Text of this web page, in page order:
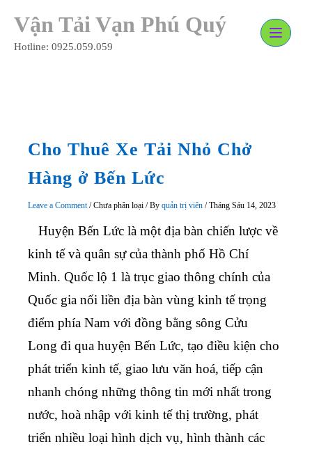
content
Vận Tải Vạn Phú Quý
Hotline: 0925.059.059
Cho Thuê Xe Tải Nhỏ Chở
Hàng ở Bến Lức
Leave a Comment /Chưa phân loại / By quản trị viên /Tháng Sáu 14, 2023
Huyện Bến Lức là một địa bàn chiến lược về
kinh tế và quân sự của thành phố Hồ Chí
Minh. Quốc lộ 1 là trục giao thông chính của
Quốc gia nối liền địa bàn vùng kinh tế trọng
điểm phía Nam với đồng bằng sông Cửu
Long đi qua huyện Bến Lức, tạo điều kiện cho
phát triển kinh tế, giao lưu văn hoá, tiếp cận
nhanh chóng những thông tin mới nhất trong
nước, hoà nhập với kinh tế thị trường, phát
triển nhiều loại hình dịch vụ, hình thành các